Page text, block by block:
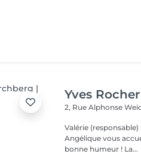
Yves
2, Rue Alphonse
Valérie
Angélique vous
bonne humeur ! La...